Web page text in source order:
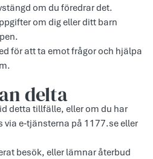
om du föredrar det.
om dig eller ditt barn
för att ta emot frågor och hjälpa
delta
detta tillfälle, eller om du har
e‑tjänsterna på 1177.se eller
besök, eller lämnar återbud